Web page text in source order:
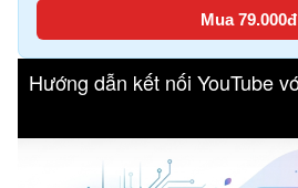
Mua 79.000đ